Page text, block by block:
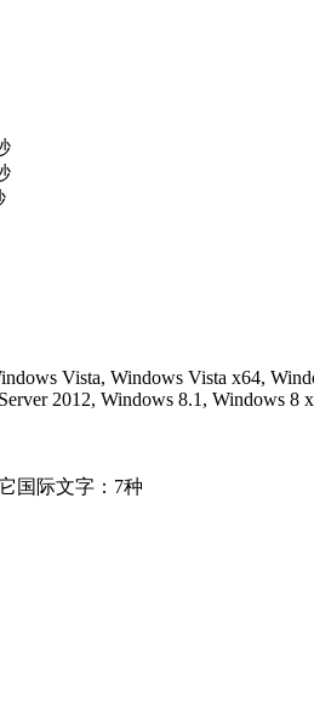
Vista, Windows Vista x64,
2012, Windows 8.1, Windows 8
国际文字：7种